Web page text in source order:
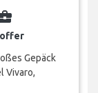
Gepäck
Vivaro,